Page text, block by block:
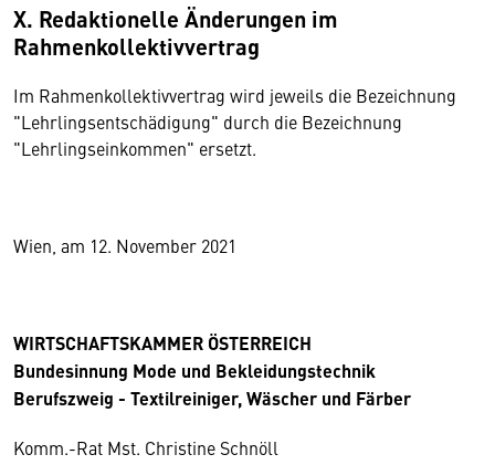
X. Redaktionelle Änderungen im
Rahmenkollektivvertrag
Im Rahmenkollektivvertrag wird jeweils die Bezeichnung
"Lehrlingsentschädigung" durch die Bezeichnung
"Lehrlingseinkommen" ersetzt.
Wien, am 12. November 2021
WIRTSCHAFTSKAMMER ÖSTERREICH
Bundesinnung Mode und Bekleidungstechnik
Berufszweig - Textilreiniger, Wäscher und Färber
Komm.-Rat Mst. Christine Schnöll